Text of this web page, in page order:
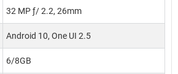
32 MP ƒ/ 2.2, 26mm
Android 10, One UI 2.5
6/8GB